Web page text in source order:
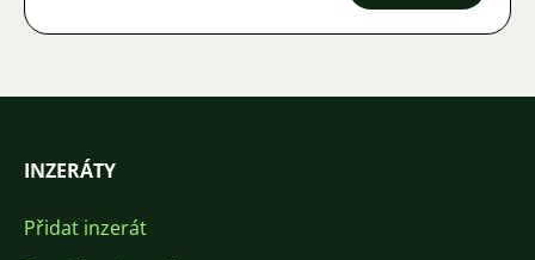
INZERÁTY
Přidat inzerát